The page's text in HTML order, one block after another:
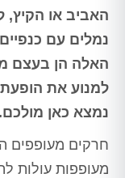
האביב או הקיץ,
נמלים עם
האלה הן בעצם
למנוע את
נמצא כאן מולכם.
חרקים מעופפים
מעופפות עולות